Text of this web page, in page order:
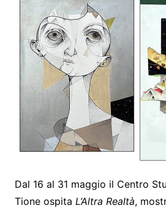
Dal 16 al 31 maggio il Centro
Tione ospita L’Altra Realtà,